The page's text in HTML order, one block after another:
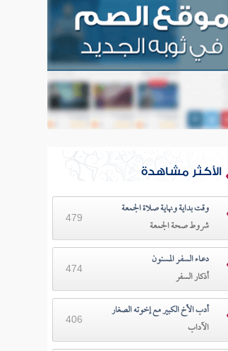
الأكثر مشاهدة
وقت بداية ونهاية صلاة الجمعة
شروط صحة الجمعة
479
دعـاء السفـر المسنون
أذكار السفر
474
أدب الأخ الكبير مع إخوته الصغار
الآداب
406